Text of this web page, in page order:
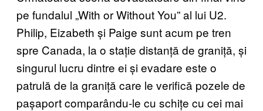
pe fundalul „With or Without You” al lui U2.
Philip, Eizabeth și Paige sunt acum pe tren
spre Canada, la o stație distanță de graniță, și
singurul lucru dintre ei și evadare este o
patrulă de la graniță care le verifică pozele de
pașaport comparându-le cu schițe cu cei mai